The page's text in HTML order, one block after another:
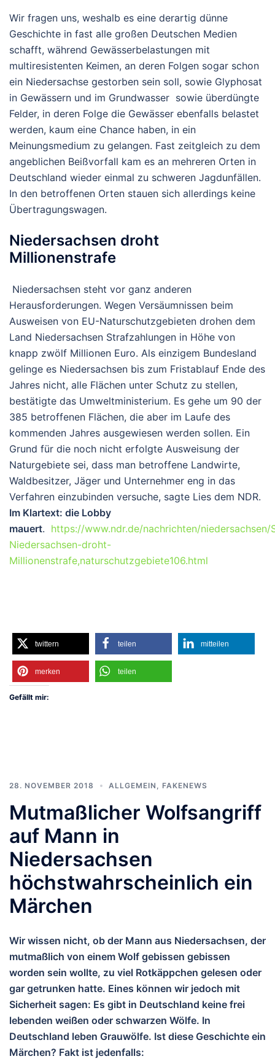
Wir fragen uns, weshalb es eine derartig dünne
Geschichte in fast alle großen Deutschen Medien
schafft, während Gewässerbelastungen mit
multiresistenten Keimen, an deren Folgen sogar schon
ein Niedersachse gestorben sein soll, sowie Glyphosat
in Gewässern und im Grundwasser sowie überdüngte
Felder, in deren Folge die Gewässer ebenfalls belastet
werden, kaum eine Chance haben, in ein
Meinungsmedium zu gelangen. Fast zeitgleich zu dem
angeblichen Beißvorfall kam es an mehreren Orten in
Deutschland wieder einmal zu schweren Jagdunfällen.
In den betroffenen Orten stauen sich allerdings keine
Übertragungswagen.
Niedersachsen droht
Millionenstrafe
Niedersachsen steht vor ganz anderen
Herausforderungen. Wegen Versäumnissen beim
Ausweisen von EU-Naturschutzgebieten drohen dem
Land Niedersachsen Strafzahlungen in Höhe von
knapp zwölf Millionen Euro. Als einzigem Bundesland
gelinge es Niedersachsen bis zum Fristablauf Ende des
Jahres nicht, alle Flächen unter Schutz zu stellen,
bestätigte das Umweltministerium. Es gehe um 90 der
385 betroffenen Flächen, die aber im Laufe des
kommenden Jahres ausgewiesen werden sollen. Ein
Grund für die noch nicht erfolgte Ausweisung der
Naturgebiete sei, dass man betroffene Landwirte,
Waldbesitzer, Jäger und Unternehmer eng in das
Verfahren einzubinden versuche, sagte Lies dem NDR.
Im Klartext: die Lobby
mauert. https://www.ndr.de/nachrichten/niedersachsen/
Niedersachsen-droht-
Millionenstrafe,naturschutzgebiete106.html
twittern teilen mitteilen
merken teilen
Gefällt mir:
28. NOVEMBER 2018 ALLGEMEIN FAKENEWS
Mutmaßlicher Wolfsangriff
auf Mann in
Niedersachsen
höchstwahrscheinlich ein
Märchen
Wir wissen nicht, ob der Mann aus Niedersachsen, der
mutmaßlich von einem Wolf gebissen gebissen
worden sein wollte, zu viel Rotkäppchen gelesen oder
gar getrunken hatte. Eines können wir jedoch mit
Sicherheit sagen: Es gibt in Deutschland keine frei
lebenden weißen oder schwarzen Wölfe. In
Deutschland leben Grauwölfe. Ist diese Geschichte ein
Märchen? Fakt ist jedenfalls: